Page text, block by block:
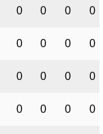
0 0 0 0
0 0 0 0
0 0 0 0
0 0 0 0